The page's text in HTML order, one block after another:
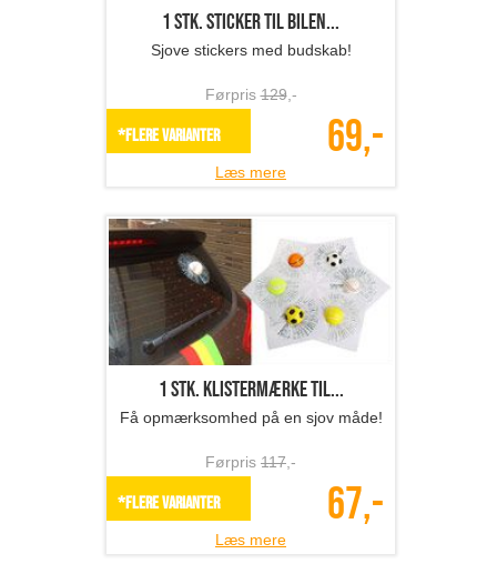
1 stk. sticker til bilen...
Sjove stickers med budskab!
Førpris129,-
*Flere varianter 69,-
Læs mere
1 stk. klistermærke til...
Få opmærksomhed på en sjov måde!
Førpris 117,-
*Flere varianter 67,-
Læs mere